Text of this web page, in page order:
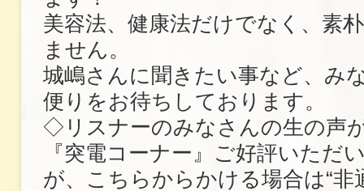
美容法、健康法だけでなく、素
ません。
城嶋さんに聞きたい事など、み
便りをお待ちしております。
◇リスナーのみなさんの生の声
『突電コーナー』ご好評いただ
が、こちらからかける場合は“非